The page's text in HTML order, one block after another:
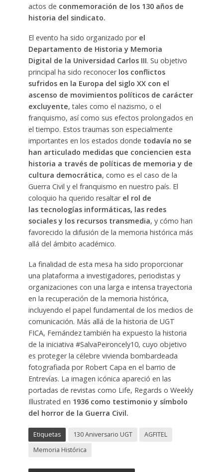
actos de conmemoración de los 130 años de
historia del sindicato.
El evento ha sido organizado porel
Departamento de Historia y Memoria
Digital de la Universidad Carlos III. Su objetivo
principal ha sido reconocer los conflictos
sufridos en la Europa del siglo XX con el
ascenso de movimientos políticos de carácter
excluyente, tales como el nazismo, o el
franquismo, así como sus efectos prolongados en
el tiempo. Estos traumas son especialmente
importantes en los estados donde todavía no se
han articulado medidas que conciencien esta
historia a través de políticas de memoria y de
cultura democrática, como es el caso de la
Guerra Civil y el franquismo en nuestro país. El
coloquio ha querido resaltar el rol de
las tecnologías informáticas, las redes
sociales y los recursos transmedia, y cómo han
favorecido la difusión de la memoria histórica más
allá del ámbito académico.
La finalidad de esta mesa ha sido proporcionar
una plataforma a investigadores, periodistas y
organizaciones con una larga e intensa trayectoria
en la recuperación de la memoria histórica,
incluyendo el papel fundamental de los medios de
comunicación. Más allá de la historia de UGT
FICA, Fernández también ha expuesto la historia
de la iniciativa #SalvaPeironcely10, cuyo objetivo
es proteger la célebre vivienda bombardeada
fotografiada por Robert Capa en el barrio de
Entrevías. La imagen icónica apareció en las
portadas de revistas como Life, Regards o Weekly
Illustrated en 1936 como testimonio y símbolo
del horror de la Guerra Civil.
Etiquetas 130 Aniversario UGT
AGFITEL
Memoria Histórica